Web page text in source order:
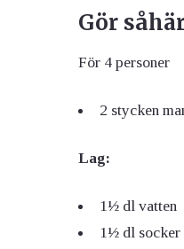
Gör
För 4 personer
2 stycken
Lag:
1½ dl vatten
1½ dl socker